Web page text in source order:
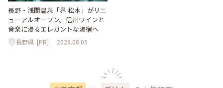
長野・浅間温泉「界 松本」がリニ
ューアルオープン。信州ワインと
音楽に浸るエレガントな湯宿へ
長野県 [PR] 2026.08.05